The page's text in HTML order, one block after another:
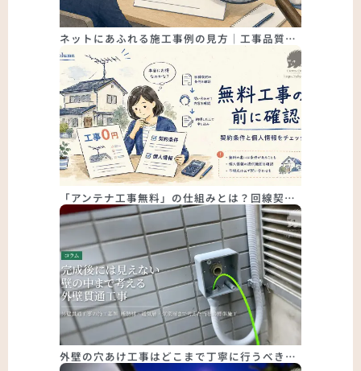
ネットにあふれる施工事例の見方｜工事品質…
「アンテナ工事無料」の仕組みとは？回線契…
外壁の穴あけ工事はどこまで丁寧に行うべき…